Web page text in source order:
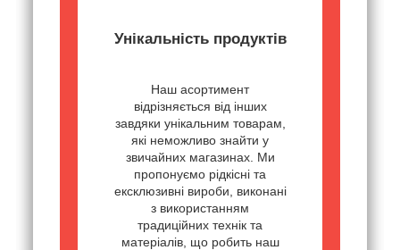
Унікальність продуктів
Наш асортимент
відрізняється від інших
завдяки унікальним товарам,
які неможливо знайти у
звичайних магазинах. Ми
пропонуємо рідкісні та
ексклюзивні вироби, виконані
з використанням
традиційних технік та
матеріалів, що робить наш